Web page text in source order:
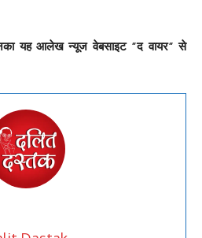
यह आलेख न्यूज वेबसाइट ”द वायर” से